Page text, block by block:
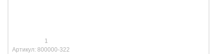
1
Артикул: 800000-322